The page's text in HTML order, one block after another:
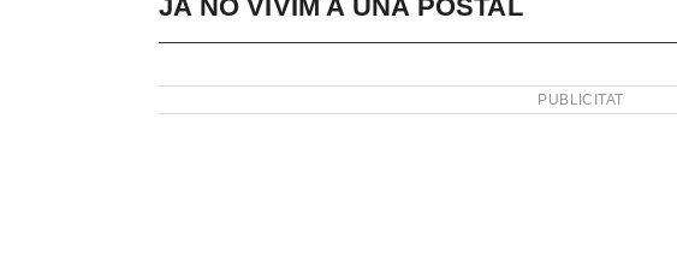
JA NO VIVIM A UNA POSTAL
PUBLICITAT